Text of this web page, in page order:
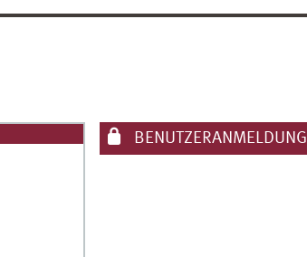
BENUTZERANMELDUNG